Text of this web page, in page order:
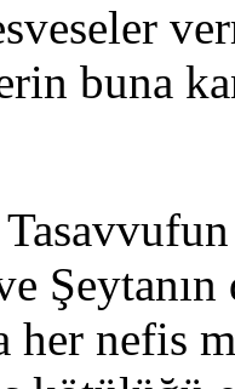
buna
Şeytanın
nefis